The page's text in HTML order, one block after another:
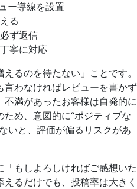
ー導線を設置
る
ず返信
寧に対応
るのを待たない」ことです。
わなければレビューを書かず
満があったお客様は自発的に
め、意図的に“ポジティブな
いと、評価が偏るリスクがあ
もしよろしければご感想いた
るだけでも、投稿率は大きく